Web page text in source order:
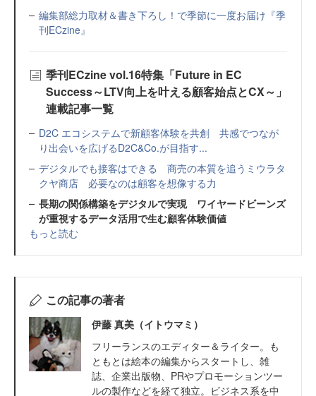
編集部総力取材＆書き下ろし！で季節に一度お届け『季
刊ECzine』
季刊ECzine vol.16特集「Future in EC
Success～LTV向上を叶える顧客始点とCX～」
連載記事一覧
D2C エコシステムで新顧客体験を共創 共感でつなが
り出会いを広げるD2C&Co.が目指す...
デジタルでも接客はできる 商売の本質を追うミウラタ
クヤ商店 必要なのは顧客を想像する力
長期の関係構築をデジタルで実現 ワイヤードビーンズ
が重視するデータ活用で生む顧客体験価値
もっと読む
この記事の著者
伊藤 真美（イトウマミ）
フリーランスのエディター＆ライター。も
ともとは絵本の編集からスタートし、雑
誌、企業出版物、PRやプロモーションツー
ルの製作などを経て独立。ビジネス系を中